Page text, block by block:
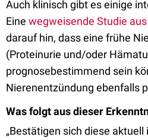
Auch klinisch gibt es einige
Eine wegweisende Studie
darauf hin, dass eine frühe
(Proteinurie und/oder
prognosebestimmend sein
Nierenentzündung ebenfalls
Was folgt aus dieser
„Bestätigen sich diese aktuell